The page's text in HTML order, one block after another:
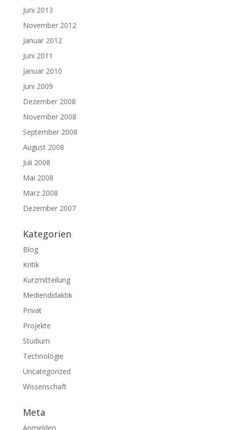
Juni 2013
November 2012
Januar 2012
Juni 2011
Januar 2010
Juni 2009
Dezember 2008
November 2008
September 2008
August 2008
Juli 2008
Mai 2008
März 2008
Dezember 2007
Kategorien
Blog
Kritik
Kurzmitteilung
Mediendidaktik
Privat
Projekte
Studium
Technologie
Uncategorized
Wissenschaft
Meta
Anmelden